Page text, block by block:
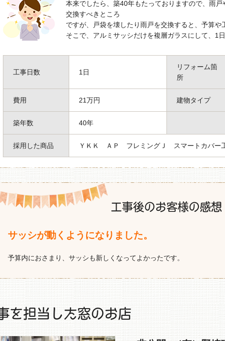
本来でしたら、築40年もたっておりますので、雨
交換すべきところ
ですが、戸袋を壊したり雨戸を交換すると、予算や
そこで、アルミサッシだけを複層ガラスにして、1
工事日数 1日
リフォーム箇
所
費用 21万円 建物タイプ
築年数 40年
採用した商品 ＹＫＫ ＡＰ フレミングＪ スマートカバー
工事後のお客様の感想
サッシが動くようになりました。
予算内におさまり、サッシも新しくなってよかったです。
を担当した窓のお店